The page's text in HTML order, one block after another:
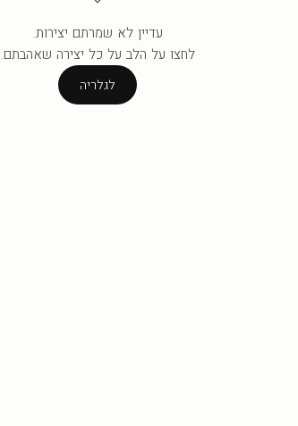
העגלה ריקה עדיין.
עדיין לא שמרתם יצירות.
לחצו על הלב על כל יצירה שאהבתם.
לגלריה